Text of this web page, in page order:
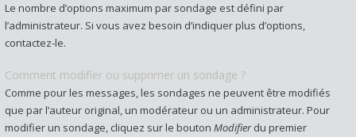
Le nombre d’options maximum par sondage est défini par
l’administrateur. Si vous avez besoin d’indiquer plus d’options,
contactez-le.
Comment modifier ou supprimer un sondage ?
Comme pour les messages, les sondages ne peuvent être modifiés
que par l’auteur original, un modérateur ou un administrateur. Pour
modifier un sondage, cliquez sur le bouton Modifierdu premier